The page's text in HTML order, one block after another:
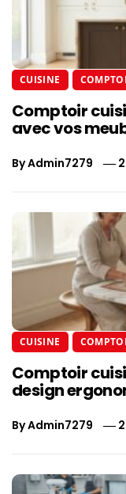
CUISINE
Comptoir
avec vos
ByAdmin7279
CUISINE
Comptoir
design
ByAdmin7279